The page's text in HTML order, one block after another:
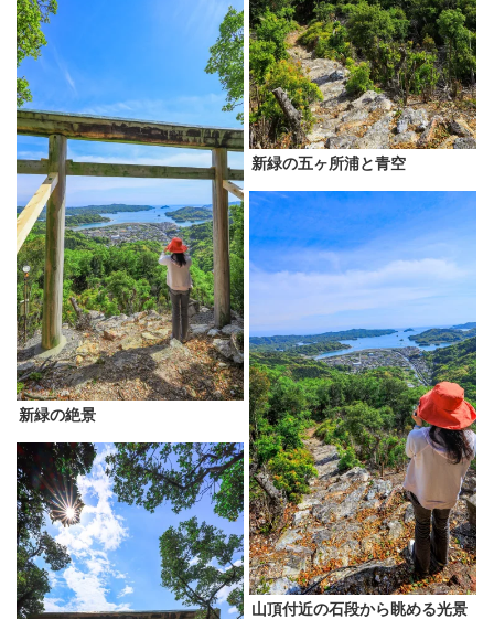
新緑の五ヶ所浦と青空
新緑の絶景
山頂付近の石段から眺める光景